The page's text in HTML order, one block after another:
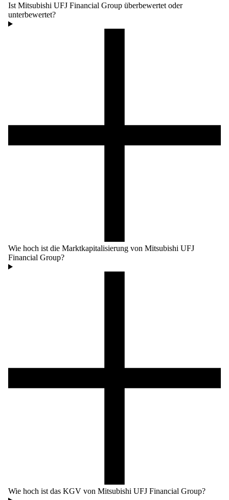
Ist Mitsubishi UFJ Financial Group überbewertet oder
unterbewertet?
Wie hoch ist die Marktkapitalisierung von Mitsubishi UFJ
Financial Group?
Wie hoch ist das KGV von Mitsubishi UFJ Financial Group?